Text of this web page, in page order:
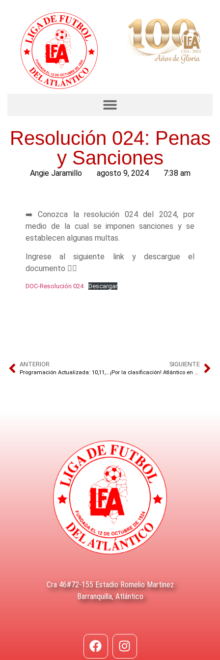
Resolución 024: Penas
y Sanciones
Angie Jaramillo agosto 9, 2024 7:38 am
➡️ Conozca la resolución 024 del 2024, por
medio de la cual se imponen sanciones y se
establecen algunas multas.
Ingrese al siguiente link y descargue el
documento 👇🏾
DOC-Resolución 024 Descargar
ANTERIOR
Programación Actualizada: 10,11,12,13 y 14 de agosto
SIGUIENTE
¡Por la clasificación! Atlántico en busca de un cupo a los Juegos Nacionales de la Juventud
Cra 46#72-155 Estadio Romelio Martinez
Barranquilla, Atlántico